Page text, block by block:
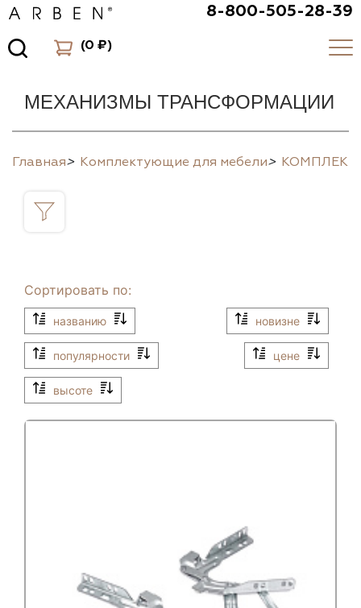
8-800-505-28-39
(0 ₽)
МЕХАНИЗМЫ ТРАНСФОРМАЦИИ
Главная> Комплектующие для мебели>
Сортировать по:
названию новизне
популярности цене
высоте